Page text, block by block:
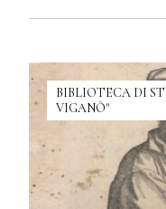
BIBLIOTECA DI
VIGANÒ"